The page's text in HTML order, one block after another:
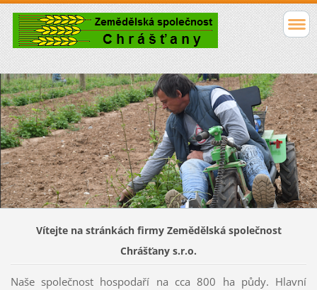
Vítejte na stránkách firmy Zemědělská společnost
Chrášťany s.r.o.
Naše společnost hospodaří na cca 800 ha půdy. Hlavní